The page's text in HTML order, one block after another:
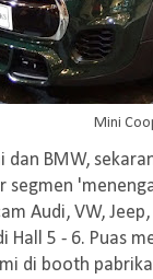
Mini
dan BMW,
segmen
Audi, VW,
Hall 5 - 6. Puas
di booth